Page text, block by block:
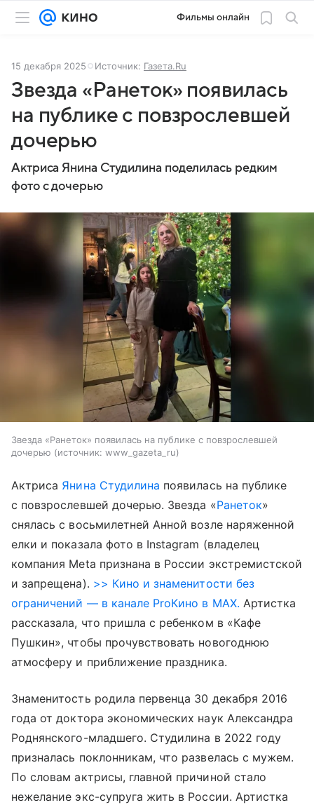
Фильмы онлайн
15 декабря 2025 Источник: Газета.Ru
Звезда «Ранеток» появилась
на публике с повзрослевшей
дочерью
Актриса Янина Студилина поделилась редким
фото с дочерью
Звезда «Ранеток» появилась на публике с повзрослевшей
дочерью
источник: www_gazeta_ru
Актриса Янина Студилина появилась на публике
с повзрослевшей дочерью. Звезда «Ранеток»
снялась с восьмилетней Анной возле наряженной
елки и показала фото в Instagram (владелец
компания Meta признана в России экстремистской
и запрещена). >> Кино и знаменитости без
ограничений — в канале ProКино в MAX. Артистка
рассказала, что пришла с ребенком в «Кафе
Пушкин», чтобы прочувствовать новогоднюю
атмосферу и приближение праздника.
Знаменитость родила первенца 30 декабря 2016
года от доктора экономических наук Александра
Роднянского-младшего. Студилина в 2022 году
призналась поклонникам, что развелась с мужем.
По словам актрисы, главной причиной стало
нежелание экс-супруга жить в России. Артистка